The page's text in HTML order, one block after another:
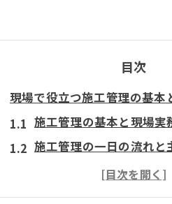
目次
現場で役立つ施工管理の基本
施工管理の基本と現場実
施工管理の一日の流れと
現場で押さえるべき施工
初めてでもわかる施工管